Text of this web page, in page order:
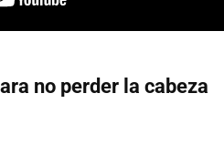
no perder la cabeza